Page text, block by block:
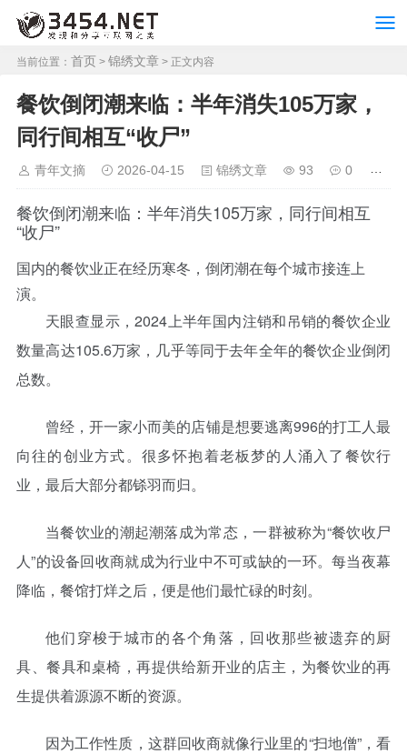
当前位置： 首页 > 锦绣文章 > 正文内容
餐饮倒闭潮来临：半年消失105万家，
同行间相互“收尸”
青年文摘 2026-04-15 锦绣文章 93 0
餐饮倒闭潮来临：半年消失105万家，同行间相互
“收尸”
国内的餐饮业正在经历寒冬，倒闭潮在每个城市接连上
演。
天眼查显示，2024上半年国内注销和吊销的餐饮企业
数量高达105.6万家，几乎等同于去年全年的餐饮企业倒闭
总数。
曾经，开一家小而美的店铺是想要逃离996的打工人最
向往的创业方式。很多怀抱着老板梦的人涌入了餐饮行
业，最后大部分都铩羽而归。
当餐饮业的潮起潮落成为常态，一群被称为“餐饮收尸
人”的设备回收商就成为行业中不可或缺的一环。每当夜幕
降临，餐馆打烊之后，便是他们最忙碌的时刻。
他们穿梭于城市的各个角落，回收那些被遗弃的厨
具、餐具和桌椅，再提供给新开业的店主，为餐饮业的再
生提供着源源不断的资源。
因为工作性质，这群回收商就像行业里的“扫地僧”，看